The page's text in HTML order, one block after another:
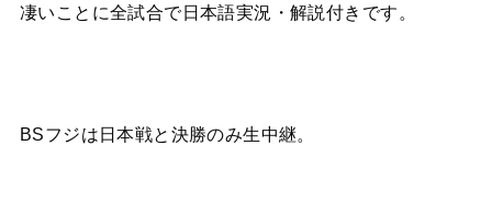
凄いことに全試合で日本語実況・解説付きです。
BSフジは日本戦と決勝のみ生中継。